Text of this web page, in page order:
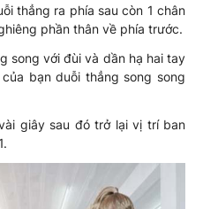
thẳng ra phía sau còn 1 chân
phần thân về phía trước.
song với đùi và dần hạ hai tay
bạn duỗi thẳng song song
giây sau đó trở lại vị trí ban